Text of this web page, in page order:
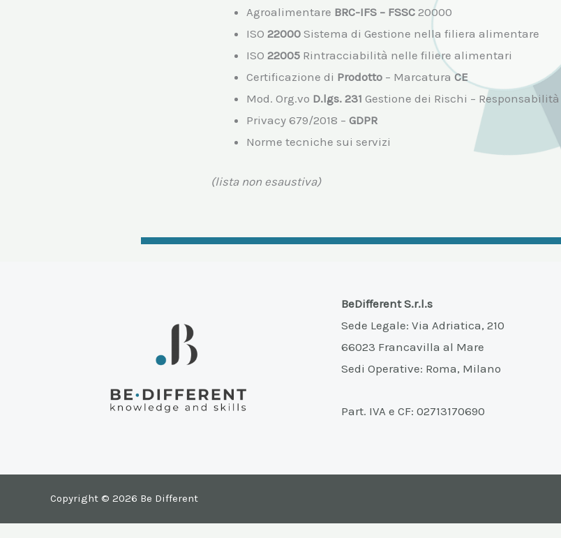
Agroalimentare BRC-IFS – FSSC20000
ISO 22000Sistema di Gestione nella filiera alimentare
ISO 22005Rintracciabilità nelle filiere alimentari
Certificazione di Prodotto– MarcaturaCE
Mod. Org.vo D.lgs. 231 Gestione dei Rischi –
Privacy 679/2018 – GDPR
Norme tecniche sui servizi
(lista non esaustiva)
BeDifferent S.r.l.s
Sede Legale: Via Adriatica, 210
66023 Francavilla al Mare
Sedi Operative: Roma, Milano
Part. IVA e CF: 02713170690
Copyright © 2026 Be Different